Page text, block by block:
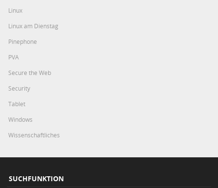
Linux
Linux am Dienstag
Pinephone
PVA
Secure the Web
Security
Tablet
Windows
Wissenschaftliches
SUCHFUNKTION